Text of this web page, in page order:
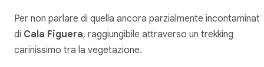
Per non parlare di quella ancora parzialmente
di Cala Figuera, raggiungibile attraverso un trekking
carinissimo tra la vegetazione.